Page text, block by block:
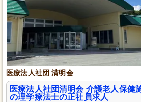
医療法人社団 清明会
医療法人社団清明会 介護老人保健
の理学療法士の正社員求人